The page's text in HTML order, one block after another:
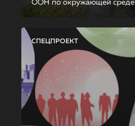
ООН по окружающей среде
СПЕЦПРОЕКТ